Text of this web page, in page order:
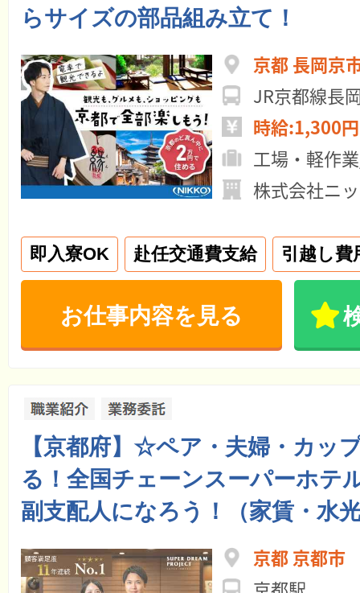
らサイズの部品組み立て！
京都 長岡京
JR京都線長
時給:1,300
工場・軽作
株式会社ニ
即入寮OK 赴任交通費支給 引越し費
お仕事内容を見る
【京都府】☆ペア・夫婦・カッ
る！全国チェーンスーパーホテ
副支配人になろう！（家賃・水
京都 京都市